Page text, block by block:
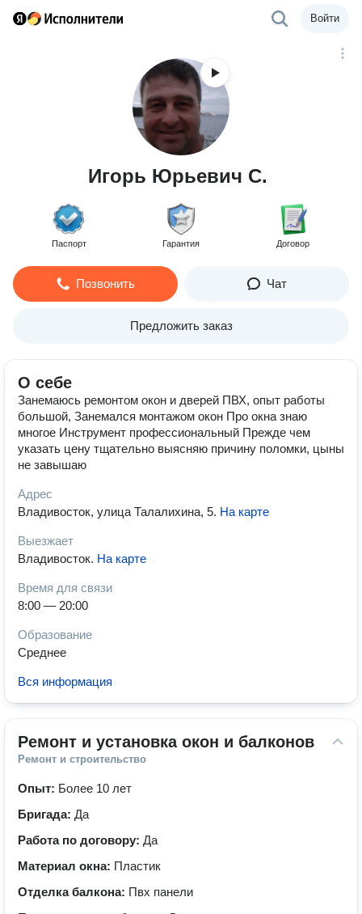
Войти
Игорь Юрьевич С.
Паспорт Гарантия Договор
Позвонить Чат
Предложить заказ
О себе
Занемаюсь ремонтом окон и дверей ПВХ, опыт работы
большой, Занемался монтажом окон Про окна знаю
многое Инструмент профессиональный Прежде чем
указать цену тщательно выясняю причину поломки, цыны
не завышаю
Адрес
Владивосток, улица Талалихина, 5. На карте
Выезжает
Владивосток. На карте
Время для связи
8:00 — 20:00
Образование
Среднее
Вся информация
Ремонт и установка окон и балконов
Ремонт и строительство
Опыт: Более 10 лет
Бригада: Да
Работа по договору: Да
Материал окна: Пластик
Отделка балкона: Пвх панели